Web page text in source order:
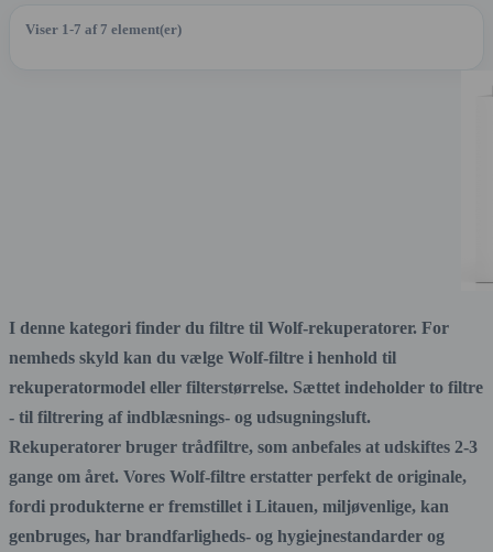
Viser 1-7 af 7 element(er)
I denne kategori finder du filtre til Wolf-rekuperatorer. For
nemheds skyld kan du vælge Wolf-filtre i henhold til
rekuperatormodel eller filterstørrelse. Sættet indeholder to filtre
- til filtrering af indblæsnings- og udsugningsluft.
Rekuperatorer bruger trådfiltre, som anbefales at udskiftes 2-3
gange om året. Vores Wolf-filtre erstatter perfekt de originale,
fordi produkterne er fremstillet i Litauen, miljøvenlige, kan
genbruges, har brandfarligheds- og hygiejnestandarder og